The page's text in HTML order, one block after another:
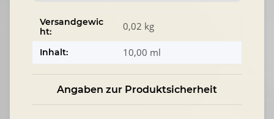
Versandgewic
ht:
0,02 kg
Inhalt: 10,00 ml
Angaben zur Produktsicherheit